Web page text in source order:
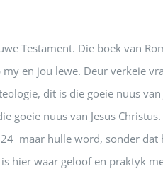
Testament. Die boek van
en jou lewe. Deur verkeie
dit is die goeie nuus van
goeie nuus van Jesus
maar hulle word, sonder
hier waar geloof en praktyk